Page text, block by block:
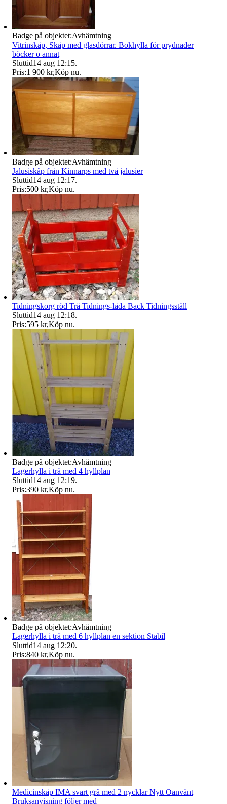
Badge på objektet:Avhämtning
Vitrinskåp, Skåp med glasdörrar. Bokhylla för prydnader
böcker o annat
Sluttid14 aug 12:15.
Pris:1 900 kr,Köp nu.
Badge på objektet:Avhämtning
Jalusiskåp från Kinnarps med två jalusier
Sluttid14 aug 12:17.
Pris:500 kr,Köp nu.
Tidningskorg röd Trä Tidnings-låda Back Tidningsställ
Sluttid14 aug 12:18.
Pris:595 kr,Köp nu.
Badge på objektet:Avhämtning
Lagerhylla i trä med 4 hyllplan
Sluttid14 aug 12:19.
Pris:390 kr,Köp nu.
Badge på objektet:Avhämtning
Lagerhylla i trä med 6 hyllplan en sektion Stabil
Sluttid14 aug 12:20.
Pris:840 kr,Köp nu.
Medicinskåp IMA svart grå med 2 nycklar Nytt Oanvänt
Bruksanvisning följer med